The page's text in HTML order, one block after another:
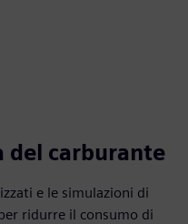
del carburante
e le simulazioni di
ridurre il consumo di